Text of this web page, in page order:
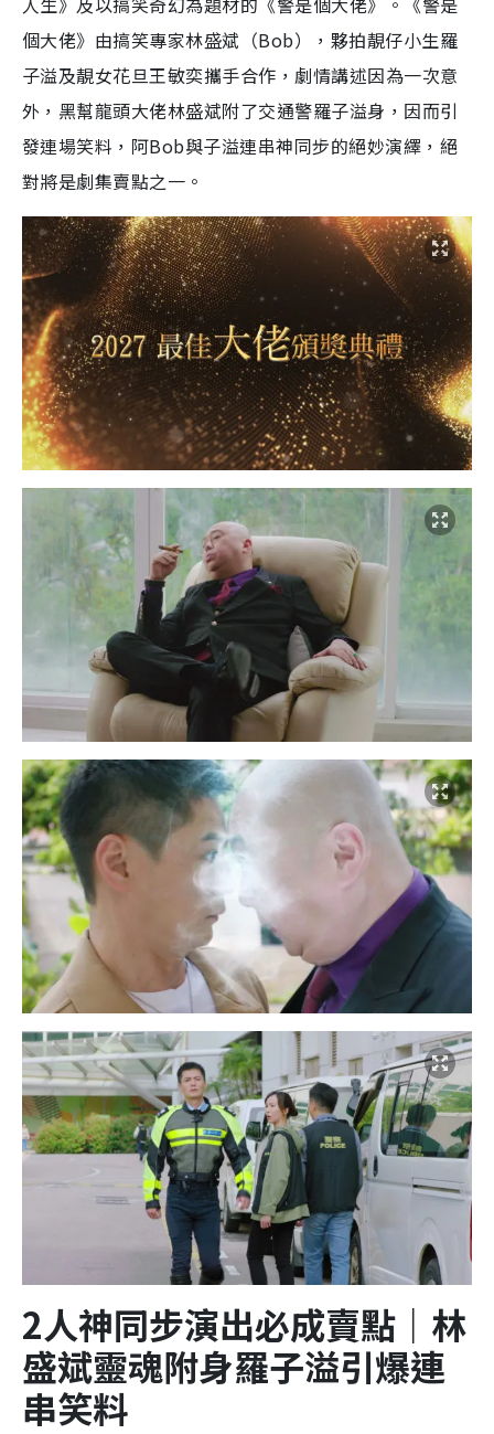
個大佬》由搞笑專家林盛斌（Bob），夥拍靚仔小生羅
子溢及靚女花旦王敏奕攜手合作，劇情講述因為一次意
外，黑幫龍頭大佬林盛斌附了交通警羅子溢身，因而引
發連場笑料，阿Bob與子溢連串神同步的絕妙演繹，絕
對將是劇集賣點之一。
2人神同步演出必成賣點｜林
盛斌靈魂附身羅子溢引爆連
串笑料